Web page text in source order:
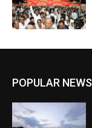
POPULAR NEWS